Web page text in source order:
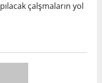
çalşmaların yol